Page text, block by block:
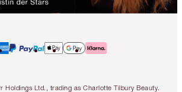
Holdings Ltd., trading as Charlotte Tilbury Beauty.